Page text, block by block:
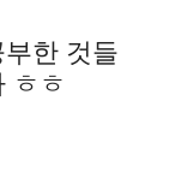
한 것들
ㅎㅎ